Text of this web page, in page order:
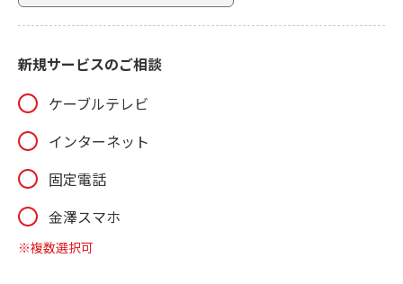
新規サービスのご相談
ケーブルテレビ
インターネット
固定電話
金澤スマホ
※複数選択可